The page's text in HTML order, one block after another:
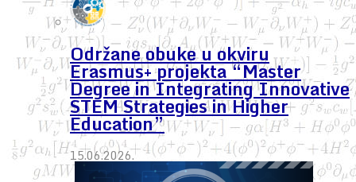
Održane obuke u okviru
Erasmus+ projekta “Master
Degree in Integrating Innovative
STEM Strategies in Higher
Education”
15.06.2026.